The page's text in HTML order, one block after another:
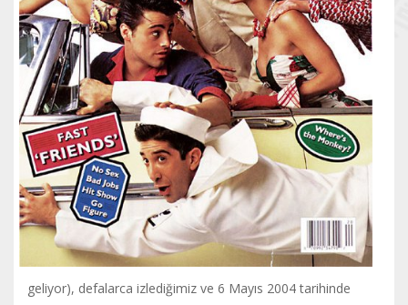
geliyor), defalarca izlediğimiz ve 6 Mayıs 2004 tarihinde